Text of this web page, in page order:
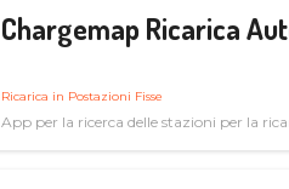
Chargemap Ricarica
Ricarica in Postazioni Fisse
App per la ricerca delle stazioni per la